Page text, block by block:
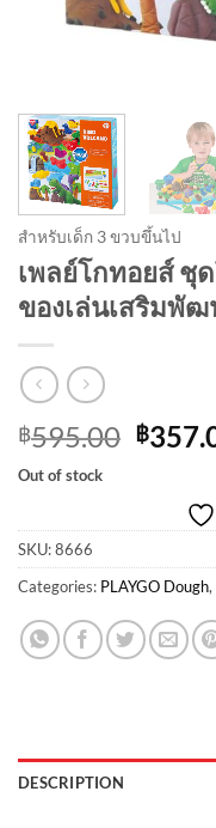
สำหรับเด็ก 3 ขวบขึ้นไป
เพลย์โกทอยส์ ชุ
ของเล่นเสริมพัฒ
฿595.00
฿
฿
Out of stock
SKU:8666
Categories: PLAYGO Dough,
DESCRIPTION